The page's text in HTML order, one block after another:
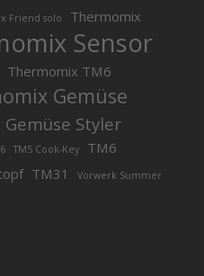
Friend solo
Thermomix
Sensor
Thermomix TM6
Gemüse
Styler
TM5 Cook-Key
TM6
TM31
Vorwerk Summer